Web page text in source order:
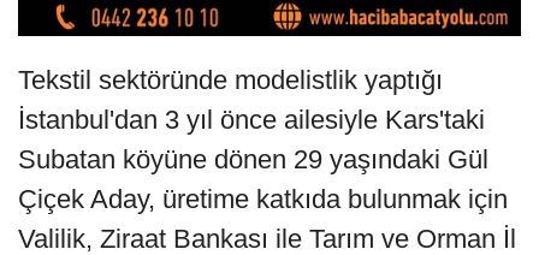
Tekstil sektöründe modelistlik yaptığı
İstanbul'dan 3 yıl önce ailesiyle Kars'taki
Subatan köyüne dönen 29 yaşındaki Gül
Çiçek Aday, üretime katkıda bulunmak için
Valilik, Ziraat Bankası ile Tarım ve Orman İl